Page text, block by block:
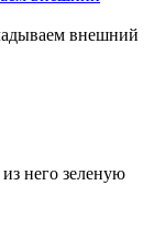
внешний
него зеленую